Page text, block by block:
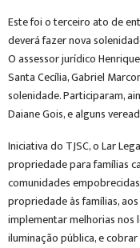
Este foi o terceiro ato de
deverá fazer nova
O assessor jurídico
Santa Cecília, Gabriel
solenidade. Participaram,
Daiane Gois, e alguns
Iniciativa do TJSC, o Lar
propriedade para famílias
comunidades
propriedade às famílias,
implementar melhorias nos
iluminação pública, e cobrar